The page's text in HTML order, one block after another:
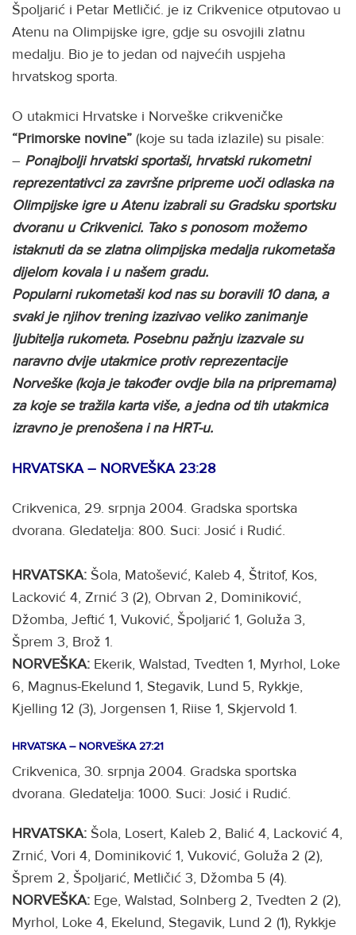
Špoljarić i Petar Metličić. je iz Crikvenice otputovao u
Atenu na Olimpijske igre, gdje su osvojili zlatnu
medalju. Bio je to jedan od najvećih uspjeha
hrvatskog sporta.
O utakmici Hrvatske i Norveške crikveničke
“Primorske novine” (koje su tada izlazile) su pisale:
– Ponajbolji hrvatski sportaši, hrvatski rukometni
reprezentativci za završne pripreme uoči odlaska na
Olimpijske igre u Atenu izabrali su Gradsku sportsku
dvoranu u Crikvenici. Tako s ponosom možemo
istaknuti da se zlatna olimpijska medalja rukometaša
dijelom kovala i u našem gradu.
Popularni rukometaši kod nas su boravili 10 dana, a
svaki je njihov trening izazivao veliko zanimanje
ljubitelja rukometa. Posebnu pažnju izazvale su
naravno dvije utakmice protiv reprezentacije
Norveške (koja je također ovdje bila na pripremama)
za koje se tražila karta više, a jedna od tih utakmica
izravno je prenošena i na HRT-u.
HRVATSKA – NORVEŠKA 23:28
Crikvenica, 29. srpnja 2004. Gradska sportska
dvorana. Gledatelja: 800. Suci: Josić i Rudić.
HRVATSKA: Šola, Matošević, Kaleb 4, Štritof, Kos,
Lacković 4, Zrnić 3 (2), Obrvan 2, Dominiković,
Džomba, Jeftić 1, Vuković, Špoljarić 1, Goluža 3,
Šprem 3, Brož 1.
NORVEŠKA: Ekerik, Walstad, Tvedten 1, Myrhol, Loke
6, Magnus-Ekelund 1, Stegavik, Lund 5, Rykkje,
Kjelling 12 (3), Jorgensen 1, Riise 1, Skjervold 1.
HRVATSKA – NORVEŠKA 27:21
Crikvenica, 30. srpnja 2004. Gradska sportska
dvorana. Gledatelja: 1000. Suci: Josić i Rudić.
HRVATSKA: Šola, Losert, Kaleb 2, Balić 4, Lacković 4,
Zrnić, Vori 4, Dominiković 1, Vuković, Goluža 2 (2),
Šprem 2, Špoljarić, Metličić 3, Džomba 5 (4).
NORVEŠKA: Ege, Walstad, Solnberg 2, Tvedten 2 (2),
Myrhol, Loke 4, Ekelund, Stegavik, Lund 2 (1), Rykkje